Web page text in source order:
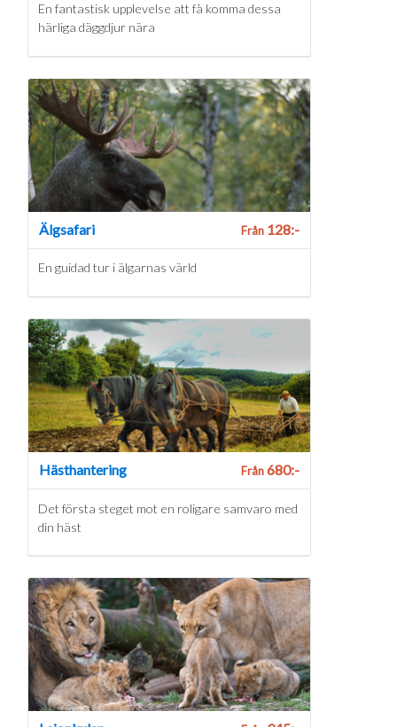
En fantastisk upplevelse att få komma dessa
härliga däggdjur nära
Älgsafari Från128:-
En guidad tur i älgarnas värld
Hästhantering Från680:-
Det första steget mot en roligare samvaro med
din häst